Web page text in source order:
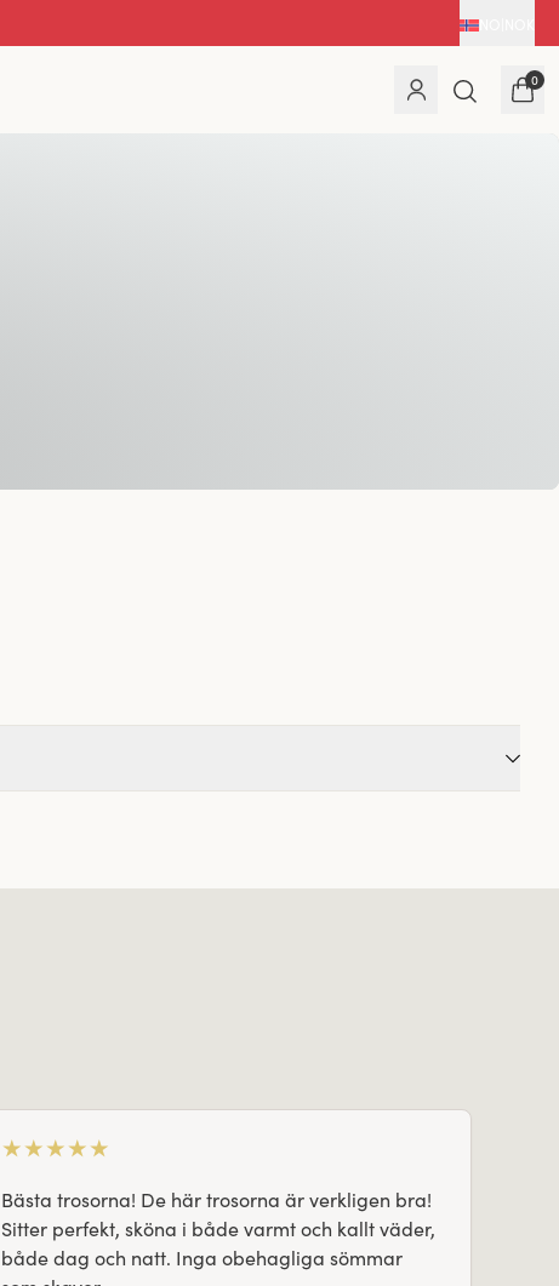
0
★★★★★
Bästa trosorna! De här trosorna är verkligen bra!
Sitter perfekt, sköna i både varmt och kallt väder,
både dag och natt. Inga obehagliga sömmar